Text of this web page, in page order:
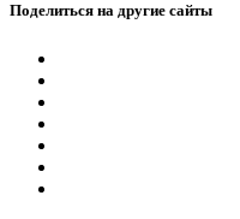
Поделиться на другие сайты